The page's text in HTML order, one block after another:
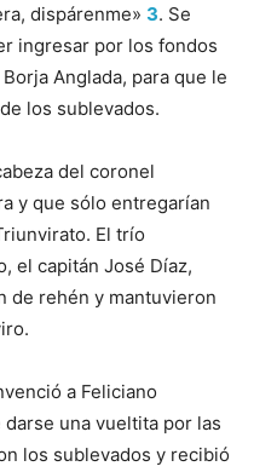
dispárenme» 3. Se
ingresar por los fondos
Anglada, para que le
los sublevados.
del coronel
y que sólo entregarían
El trío
el capitán José Díaz,
de rehén y mantuvieron
a Feliciano
una vueltita por las
los sublevados y recibió